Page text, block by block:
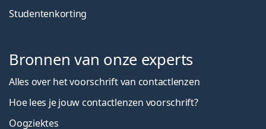
Studentenkorting
Bronnen van onze experts
Alles over het voorschrift van contactlenzen
Hoe lees je jouw contactlenzen voorschrift?
Oogziektes